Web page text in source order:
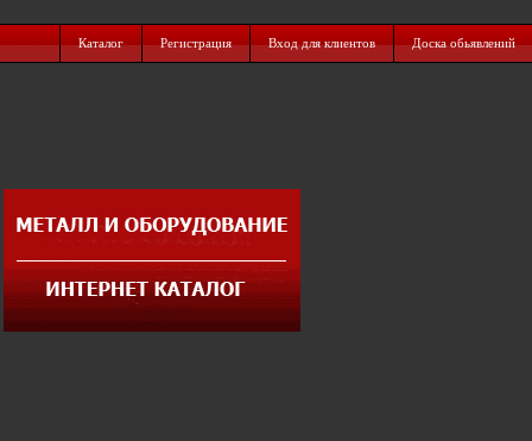
Каталог Регистрация Вход для клиентов Доска обьявлений